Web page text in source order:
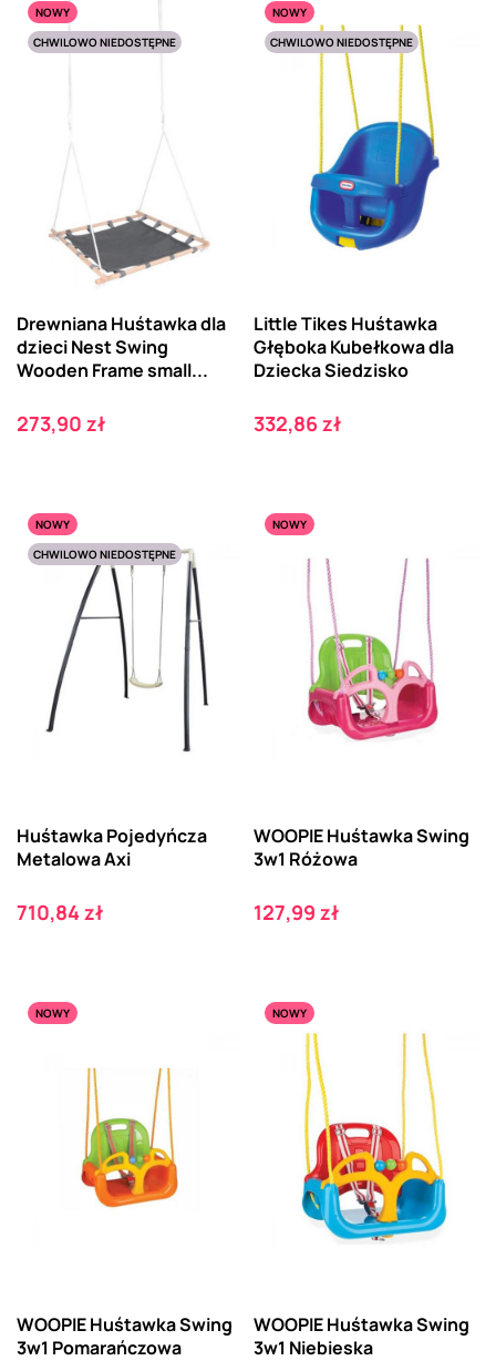
NOWY
CHWILOWO NIEDOSTĘPNE
Drewniana Huśtawka dla
dzieci Nest Swing
Wooden Frame small...
Cena
273,90 zł
NOWY
CHWILOWO NIEDOSTĘPNE
Little Tikes Huśtawka
Głęboka Kubełkowa dla
Dziecka Siedzisko
Cena
332,86 zł
NOWY
CHWILOWO NIEDOSTĘPNE
Huśtawka Pojedyńcza
Metalowa Axi
Cena
710,84 zł
NOWY
WOOPIE Huśtawka Swing
3w1 Różowa
Cena
127,99 zł
NOWY
WOOPIE Huśtawka Swing
3w1 Pomarańczowa
NOWY
WOOPIE Huśtawka Swing
3w1 Niebieska